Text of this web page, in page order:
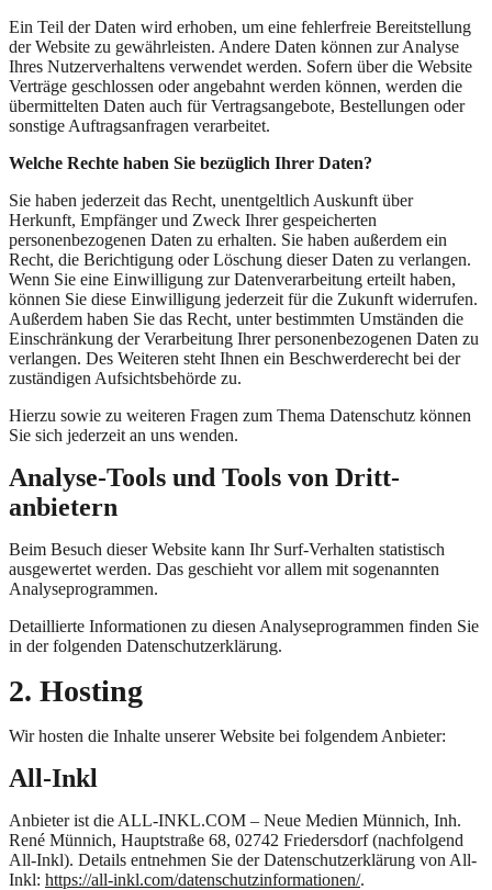
Ein Teil der Daten wird erhoben, um eine fehlerfreie Bereitstellung
der Website zu gewährleisten. Andere Daten können zur Analyse
Ihres Nutzerverhaltens verwendet werden. Sofern über die Website
Verträge geschlossen oder angebahnt werden können, werden die
übermittelten Daten auch für Vertragsangebote, Bestellungen oder
sonstige Auftragsanfragen verarbeitet.
Welche Rechte haben Sie bezüglich Ihrer Daten?
Sie haben jederzeit das Recht, unentgeltlich Auskunft über
Herkunft, Empfänger und Zweck Ihrer gespeicherten
personenbezogenen Daten zu erhalten. Sie haben außerdem ein
Recht, die Berichtigung oder Löschung dieser Daten zu verlangen.
Wenn Sie eine Einwilligung zur Datenverarbeitung erteilt haben,
können Sie diese Einwilligung jederzeit für die Zukunft widerrufen.
Außerdem haben Sie das Recht, unter bestimmten Umständen die
Einschränkung der Verarbeitung Ihrer personenbezogenen Daten zu
verlangen. Des Weiteren steht Ihnen ein Beschwerderecht bei der
zuständigen Aufsichtsbehörde zu.
Hierzu sowie zu weiteren Fragen zum Thema Datenschutz können
Sie sich jederzeit an uns wenden.
Analyse-Tools und Tools von Dritt­
anbietern
Beim Besuch dieser Website kann Ihr Surf-Verhalten statistisch
ausgewertet werden. Das geschieht vor allem mit sogenannten
Analyseprogrammen.
Detaillierte Informationen zu diesen Analyseprogrammen finden Sie
in der folgenden Datenschutzerklärung.
2. Hosting
Wir hosten die Inhalte unserer Website bei folgendem Anbieter:
All-Inkl
Anbieter ist die ALL-INKL.COM – Neue Medien Münnich, Inh.
René Münnich, Hauptstraße 68, 02742 Friedersdorf (nachfolgend
All-Inkl). Details entnehmen Sie der Datenschutzerklärung von All-
Inkl: https://all-inkl.com/datenschutzinformationen/.